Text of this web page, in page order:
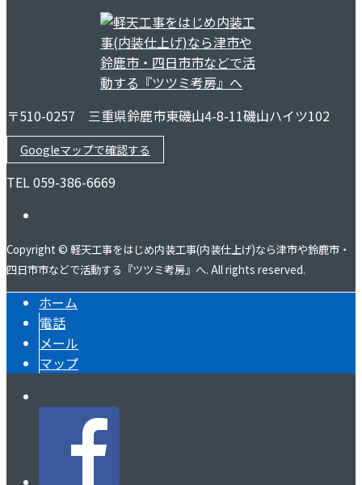
〒510-0257 三重県鈴鹿市東磯山4-8-11磯山ハイツ102
Googleマップで確認する
TEL 059-386-6669
Copyright © 軽天工事をはじめ内装工事(内装仕上げ)なら津市や鈴鹿市・
四日市市などで活動する『ツツミ考房』へ. All rights reserved.
ホーム
電話
メール
マップ